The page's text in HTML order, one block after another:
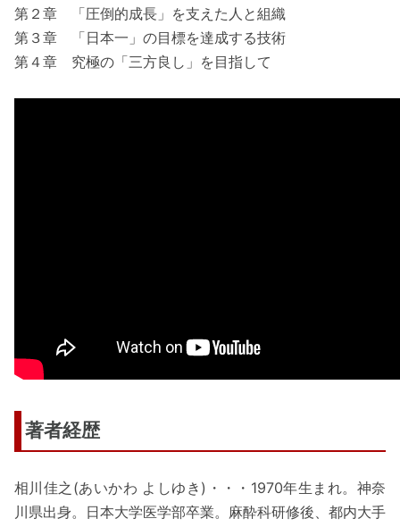
第２章 「圧倒的成長」を支えた人と組織
第３章 「日本一」の目標を達成する技術
第４章 究極の「三方良し」を目指して
著者経歴
相川佳之(あいかわ よしゆき)・・・1970年生まれ。神奈
川県出身。日本大学医学部卒業。麻酔科研修後、都内大手